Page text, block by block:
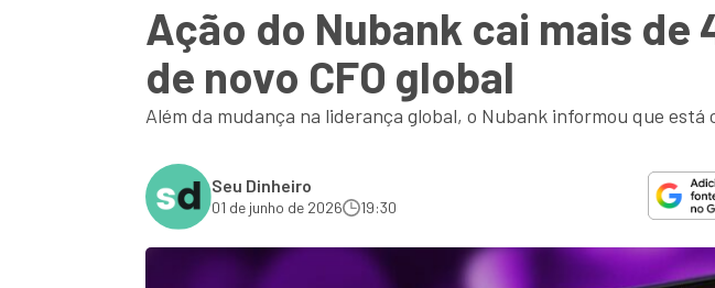
Ação do Nubank cai mais de
de novo CFO global
Além da mudança na liderança global, o Nubank informou que
Seu Dinheiro
01 de junho de 2026 19:30